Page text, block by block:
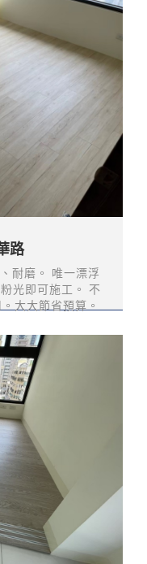
路
耐磨。 唯一漂浮
光即可施工。 不
大大節省預算。